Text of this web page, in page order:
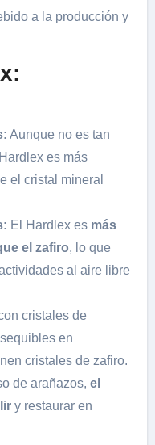
a la producción y
Aunque no es tan
es más
el cristal mineral
El Hardlex es más
el zafiro, lo que
al aire libre
cristales de
en
cristales de zafiro.
de arañazos, el
y restaurar en